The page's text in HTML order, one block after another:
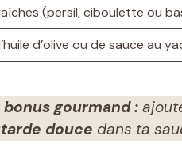
(persil, ciboulette ou
d’olive ou de sauce au
gourmand :
douce dans ta